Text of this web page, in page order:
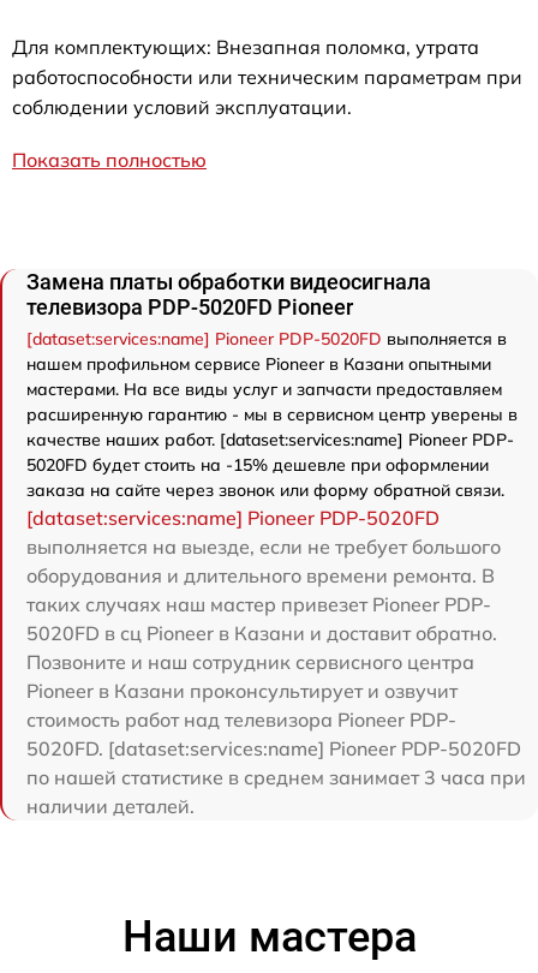
Для комплектующих: Внезапная поломка, утрата
работоспособности или техническим параметрам при
соблюдении условий эксплуатации.
Показать полностью
Замена платы обработки видеосигнала
телевизора PDP-5020FD Pioneer
[dataset:services:name] Pioneer PDP-5020FD выполняется в
нашем профильном сервисе Pioneer в Казани опытными
мастерами. На все виды услуг и запчасти предоставляем
расширенную гарантию - мы в сервисном центр уверены в
качестве наших работ. [dataset:services:name] Pioneer PDP-
5020FD будет стоить на -15% дешевле при оформлении
заказа на сайте через звонок или форму обратной связи.
[dataset:services:name] Pioneer PDP-5020FD
выполняется на выезде, если не требует большого
оборудования и длительного времени ремонта. В
таких случаях наш мастер привезет Pioneer PDP-
5020FD в сц Pioneer в Казани и доставит обратно.
Позвоните и наш сотрудник сервисного центра
Pioneer в Казани проконсультирует и озвучит
стоимость работ над телевизора Pioneer PDP-
5020FD. [dataset:services:name] Pioneer PDP-5020FD
по нашей статистике в среднем занимает 3 часа при
наличии деталей.
Наши мастера